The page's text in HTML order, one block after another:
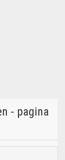
- pagina